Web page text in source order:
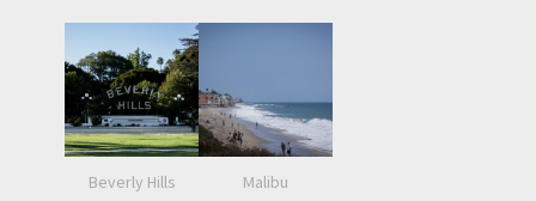
Beverly Hills Malibu